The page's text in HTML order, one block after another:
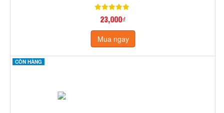
23,000₫
Mua ngay
CÒN HÀNG